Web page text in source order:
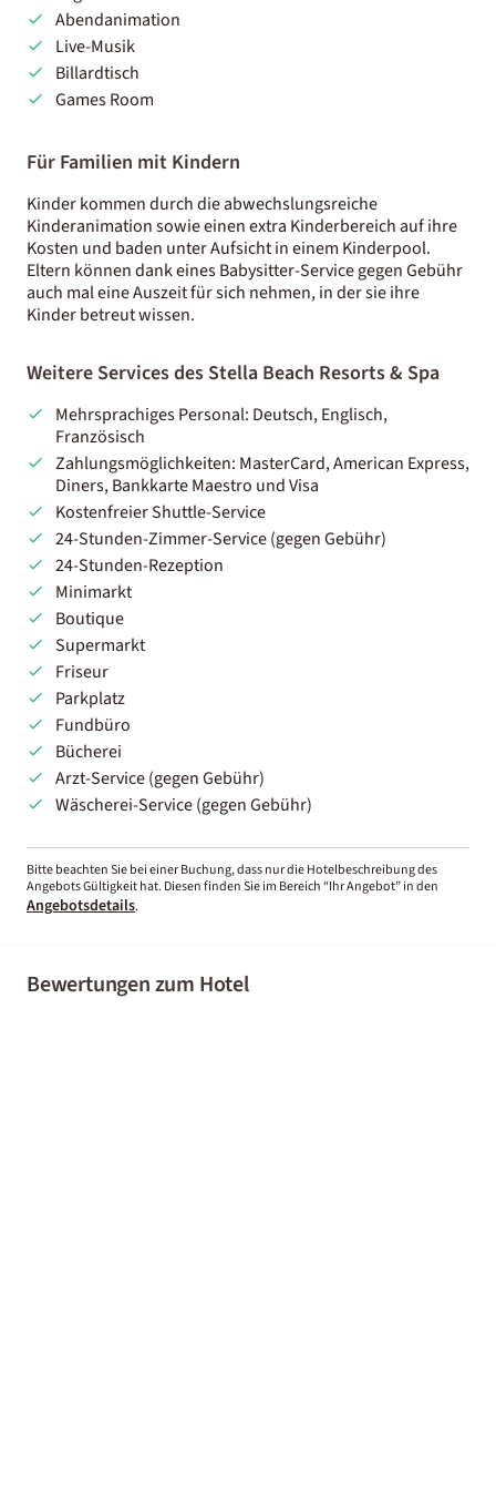
Abendanimation
Live-Musik
Billardtisch
Games Room
Für Familien mit Kindern
Kinder kommen durch die abwechslungsreiche
Kinderanimation sowie einen extra Kinderbereich auf ihre
Kosten und baden unter Aufsicht in einem Kinderpool.
Eltern können dank eines Babysitter-Service gegen Gebühr
auch mal eine Auszeit für sich nehmen, in der sie ihre
Kinder betreut wissen.
Weitere Services des Stella Beach Resorts & Spa
Mehrsprachiges Personal: Deutsch, Englisch,
Französisch
Zahlungsmöglichkeiten: MasterCard, American Express,
Diners, Bankkarte Maestro und Visa
Kostenfreier Shuttle-Service
24-Stunden-Zimmer-Service (gegen Gebühr)
24-Stunden-Rezeption
Minimarkt
Boutique
Supermarkt
Friseur
Parkplatz
Fundbüro
Bücherei
Arzt-Service (gegen Gebühr)
Wäscherei-Service (gegen Gebühr)
Bitte beachten Sie bei einer Buchung, dass nur die Hotelbeschreibung des
Angebots Gültigkeit hat. Diesen finden Sie im Bereich “Ihr Angebot” in den
Angebotsdetails.
Bewertungen zum Hotel